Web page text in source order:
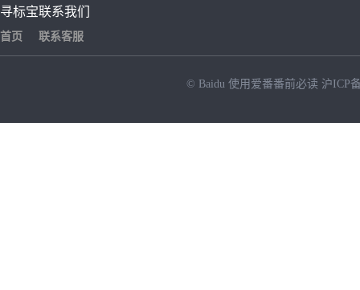
寻标宝
首页
联系我们
联系客服
© Baidu 使用爱番番前必读 沪ICP